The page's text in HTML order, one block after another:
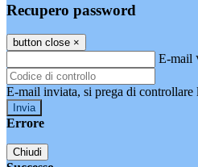
Recupero password
button close ×
E-mail
E-mail inviata, si prega di controllare
Errore
Chiudi